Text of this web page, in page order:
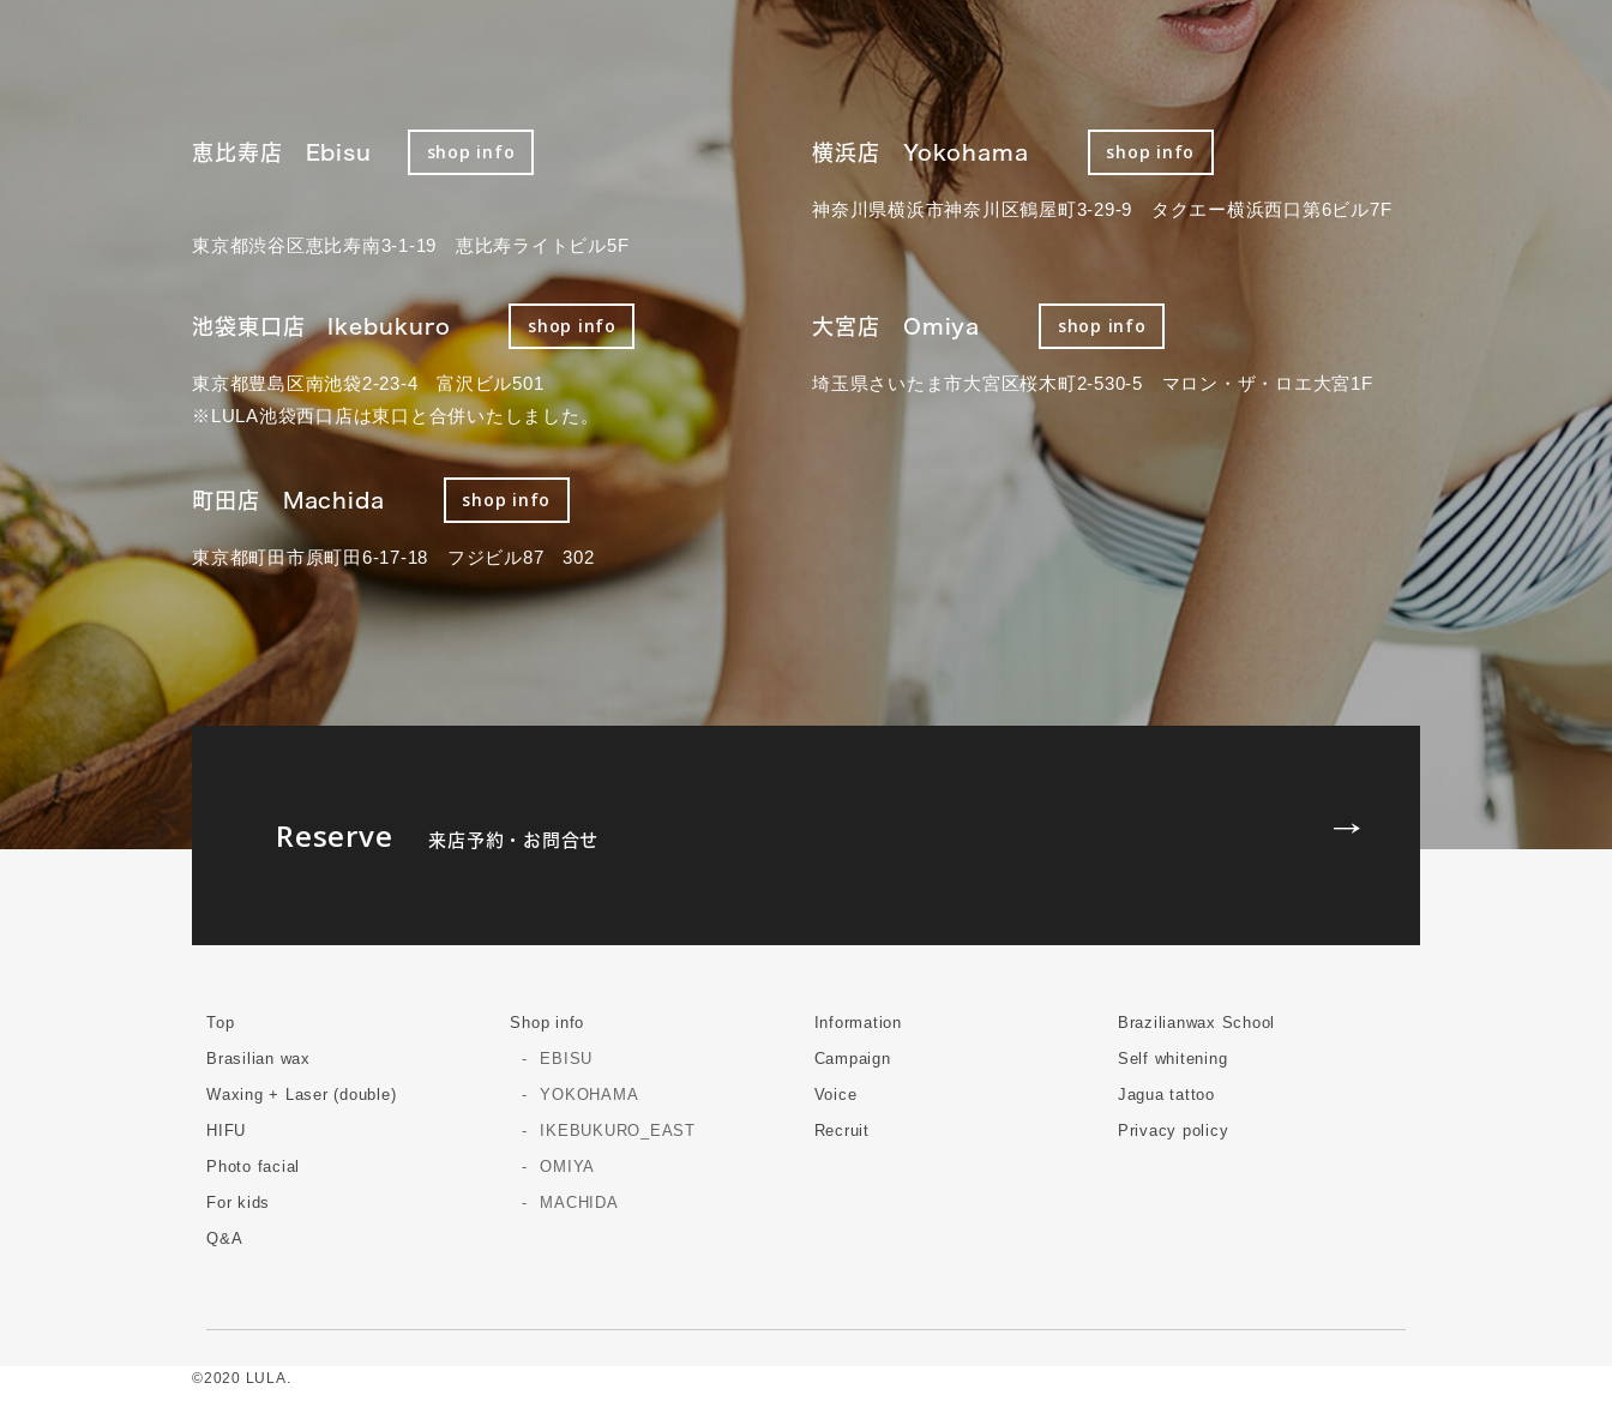
恵比寿店 Ebisu shop info
東京都渋谷区恵比寿南3-1-19 恵比寿ライトビル5F
横浜店 Yokohama shop info
神奈川県横浜市神奈川区鶴屋町3-29-9 タクエー横浜西口第6ビル7F
池袋東口店 Ikebukuro shop info
東京都豊島区南池袋2-23-4 富沢ビル501
※LULA池袋西口店は東口と合併いたしました。
大宮店 Omiya shop info
埼玉県さいたま市大宮区桜木町2-530-5 マロン・ザ・ロエ大宮1F
町田店 Machida shop info
東京都町田市原町田6-17-18 フジビル87 302
Reserve 来店予約・お問合せ
Top
Brasilian wax
Waxing + Laser (double)
HIFU
Photo facial
For kids
Q&A
Shop info
EBISU
YOKOHAMA
IKEBUKURO_EAST
OMIYA
MACHIDA
Information
Campaign
Voice
Recruit
Brazilianwax School
Self whitening
Jagua tattoo
Privacy policy
©2020 LULA.